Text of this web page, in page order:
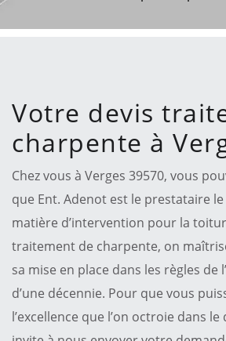
Votre devis
charpente à
Chez vous à Verges 39570, vous
que Ent. Adenot est le prestataire
matière d’intervention pour la
traitement de charpente, on
sa mise en place dans les règles de
d’une décennie. Pour que vous
l’excellence que l’on octroie dans